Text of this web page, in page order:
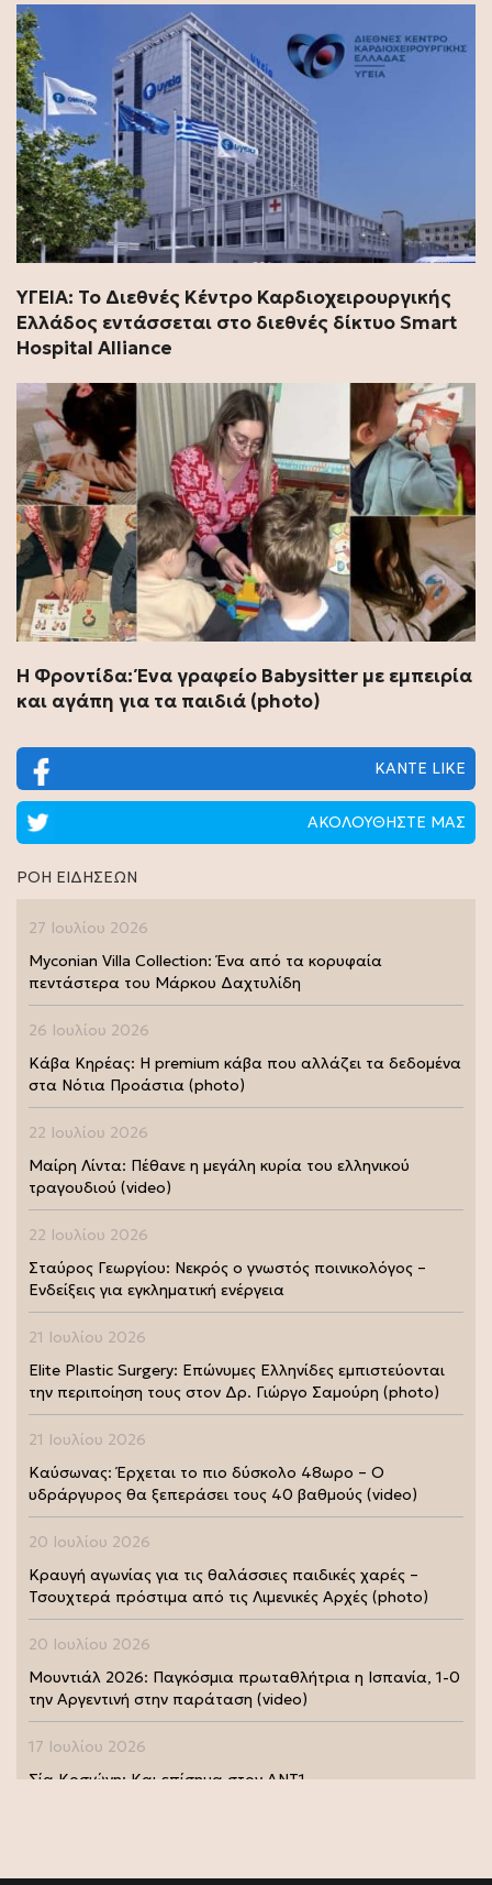
ΥΓΕΙΑ: Το Διεθνές Κέντρο Καρδιοχειρουργικής
Ελλάδος εντάσσεται στο διεθνές δίκτυο Smart
Hospital Alliance
Η Φροντίδα: Ένα γραφείο Babysitter με εμπειρία
και αγάπη για τα παιδιά (photo)
ΚΑΝΤΕ LIKE
ΑΚΟΛΟΥΘΗΣΤΕ ΜΑΣ
ΡΟΗ ΕΙΔΗΣΕΩΝ
27 Ιουλίου 2026
Myconian Villa Collection: Ένα από τα κορυφαία
πεντάστερα του Μάρκου Δαχτυλίδη
26 Ιουλίου 2026
Κάβα Κηρέας: Η premium κάβα που αλλάζει τα δεδομένα
στα Νότια Προάστια (photo)
22 Ιουλίου 2026
Μαίρη Λίντα: Πέθανε η μεγάλη κυρία του ελληνικού
τραγουδιού (video)
22 Ιουλίου 2026
Σταύρος Γεωργίου: Νεκρός ο γνωστός ποινικολόγος –
Ενδείξεις για εγκληματική ενέργεια
21 Ιουλίου 2026
Elite Plastic Surgery: Επώνυμες Ελληνίδες εμπιστεύονται
την περιποίηση τους στον Δρ. Γιώργο Σαμούρη (photo)
21 Ιουλίου 2026
Καύσωνας: Έρχεται το πιο δύσκολο 48ωρο – Ο
υδράργυρος θα ξεπεράσει τους 40 βαθμούς (video)
20 Ιουλίου 2026
Κραυγή αγωνίας για τις θαλάσσιες παιδικές χαρές –
Τσουχτερά πρόστιμα από τις Λιμενικές Αρχές (photo)
20 Ιουλίου 2026
Μουντιάλ 2026: Παγκόσμια πρωταθλήτρια η Ισπανία, 1-0
την Αργεντινή στην παράταση (video)
17 Ιουλίου 2026
Σία Κοσιώνη: Και επίσημα στον ΑΝΤ1